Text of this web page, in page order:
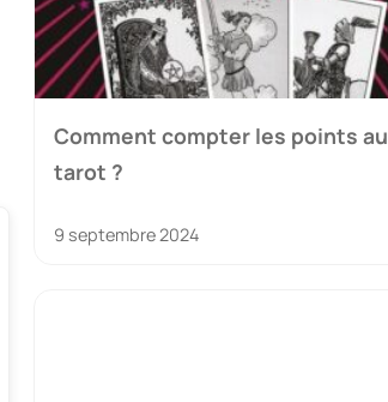
Comment compter les points au
tarot ?
9 septembre 2024